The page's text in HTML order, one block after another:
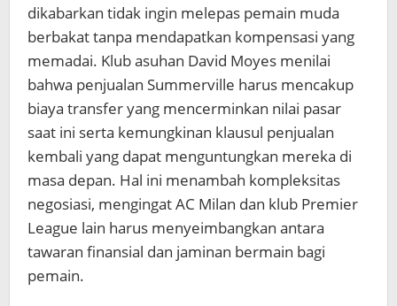
dikabarkan tidak ingin melepas pemain muda
berbakat tanpa mendapatkan kompensasi yang
memadai. Klub asuhan David Moyes menilai
bahwa penjualan Summerville harus mencakup
biaya transfer yang mencerminkan nilai pasar
saat ini serta kemungkinan klausul penjualan
kembali yang dapat menguntungkan mereka di
masa depan. Hal ini menambah kompleksitas
negosiasi, mengingat AC Milan dan klub Premier
League lain harus menyeimbangkan antara
tawaran finansial dan jaminan bermain bagi
pemain.